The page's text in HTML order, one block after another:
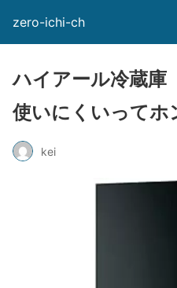
zero-ichi-ch
ハイアール冷蔵
使いにくいってホ
kei